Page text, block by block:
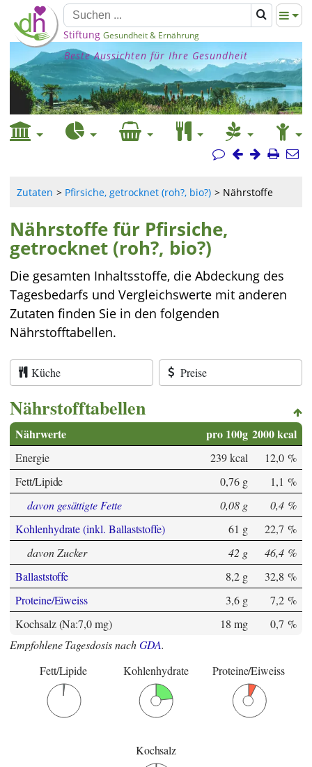
Stiftung Gesundheit & Ernährung
Beste Aussichten für Ihre Gesundheit
Zutaten Pfirsiche, getrocknet (roh?, bio?) Nährstoffe
Nährstoffe für Pfirsiche,
getrocknet (roh?, bio?)
Die gesamten Inhaltsstoffe, die Abdeckung des
Tagesbedarfs und Vergleichswerte mit anderen
Zutaten finden Sie in den folgenden
Nährstofftabellen.
Küche Preise
Nährstofftabellen
Nährwerte pro 100g 2000 kcal
Energie 239 kcal
12,0 %
Fett/Lipide
0,76 g
1,1 %
davon gesättigte Fette
0,08 g
0,4 %
Kohlenhydrate (inkl. Ballaststoffe)
61 g
22,7 %
davon Zucker
42 g
46,4 %
Ballaststoffe
8,2 g
32,8 %
Proteine/Eiweiss
3,6 g
7,2 %
Kochsalz (Na:7,0 mg)
18 mg
0,7 %
Empfohlene Tagesdosis nachGDA.
Fett/Lipide
Kohlenhydrate Proteine/Eiweiss
Kochsalz